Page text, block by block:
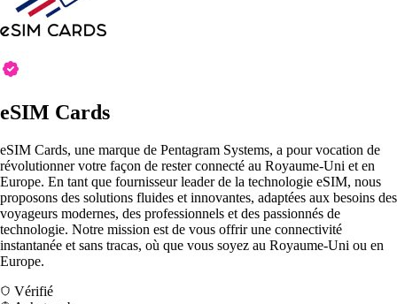
eSIM Cards
eSIM Cards, une marque de Pentagram Systems, a pour vocation de
révolutionner votre façon de rester connecté au Royaume-Uni et en
Europe. En tant que fournisseur leader de la technologie eSIM, nous
proposons des solutions fluides et innovantes, adaptées aux besoins des
voyageurs modernes, des professionnels et des passionnés de
technologie. Notre mission est de vous offrir une connectivité
instantanée et sans tracas, où que vous soyez au Royaume-Uni ou en
Europe.
Vérifié